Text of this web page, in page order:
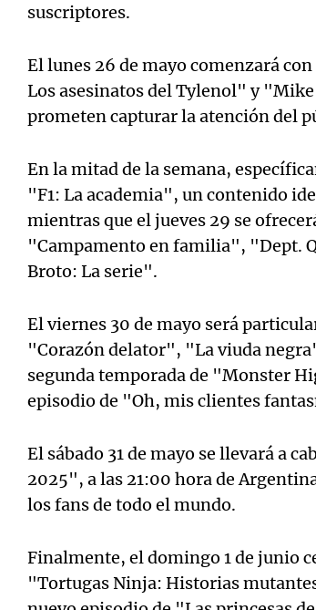
suscriptores.
El lunes 26 de mayo comenzará
Los asesinatos del Tylenol" y
prometen capturar la atención del
En la mitad de la semana,
"F1: La academia", un contenido
mientras que el jueves 29 se
"Campamento en familia", "Dept.
Broto: La serie".
El viernes 30 de mayo será
"Corazón delator", "La viuda
segunda temporada de "Monster
episodio de "Oh, mis clientes
El sábado 31 de mayo se llevará a
2025", a las 21:00 hora de
los fans de todo el mundo.
Finalmente, el domingo 1 de junio
"Tortugas Ninja: Historias